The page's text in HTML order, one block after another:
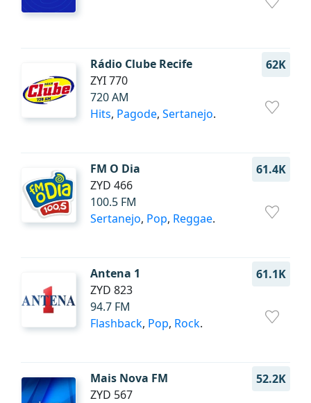
Rádio Clube Recife
62K
ZYI 770
720 AM
Hits, Pagode, Sertanejo.
FM O Dia
61.4K
ZYD 466
100.5 FM
Sertanejo, Pop, Reggae.
Antena 1
61.1K
ZYD 823
94.7 FM
Flashback, Pop, Rock.
Mais Nova FM
52.2K
ZYD 567